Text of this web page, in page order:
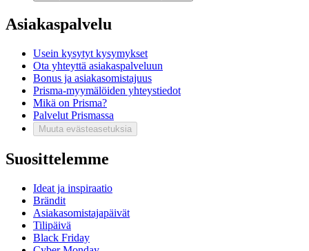
Asiakaspalvelu
Usein kysytyt kysymykset
Ota yhteyttä asiakaspalveluun
Bonus ja asiakasomistajuus
Prisma-myymälöiden yhteystiedot
Mikä on Prisma?
Palvelut Prismassa
Muuta evästeasetuksia
Suosittelemme
Ideat ja inspiraatio
Brändit
Asiakasomistajapäivät
Tilipäivä
Black Friday